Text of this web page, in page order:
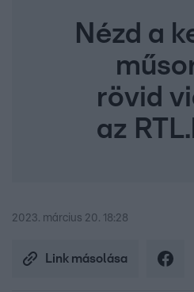
Nézd a
rövid
az
2023. március 20. 18:28
Link másolása